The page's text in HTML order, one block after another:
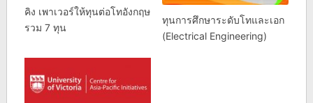
คิง เพาเวอร์ให้ทุนต่อโทอังกฤษ
รวม 7 ทุน
ทุนการศึกษาระดับโทและเอก
(Electrical Engineering)